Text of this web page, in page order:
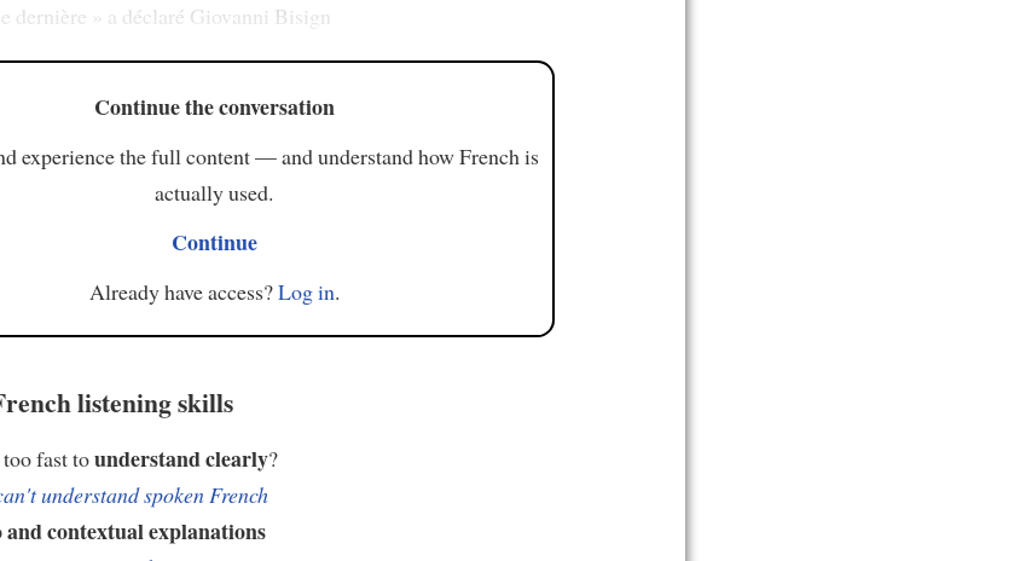
dernière » a déclaré Giovanni Bisign
Continue the conversation
experience the full content — and understand how French is
actually used.
Continue
Already have access?Log in.
listening skills
fast tounderstand clearly?
understand spoken French
and contextual explanations